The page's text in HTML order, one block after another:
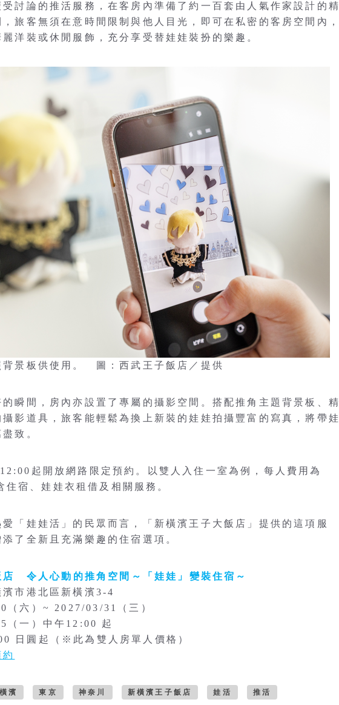
討論的推活服務，在客房內準備了約一百套由人氣作家設計的精
旅客無須在意時間限制與他人目光，即可在私密的客房空間內，
洋裝或休閒服飾，充分享受替娃娃裝扮的樂趣。
景板供使用。 圖：西武王子飯店／提供
瞬間，房內亦設置了專屬的攝影空間。搭配推角主題背景板、精
影道具，旅客能輕鬆為換上新裝的娃娃拍攝豐富的寫真，將帶娃
致。
起開放網路限定預約。以雙人入住一室為例，每人費用為
宿、娃娃衣租借及相關服務。
「娃娃活」的民眾而言，「新橫濱王子大飯店」提供的這項服
了全新且充滿樂趣的住宿選項。
店 令人心動的推角空間～「娃娃」變裝住宿～
濱市港北區新橫濱3-4
（六）~ 2027/03/31（三）
（一）中午12:00 起
日圓起（※此為雙人房單人價格）
橫濱 東京 神奈川 新橫濱王子飯店 娃活 推活